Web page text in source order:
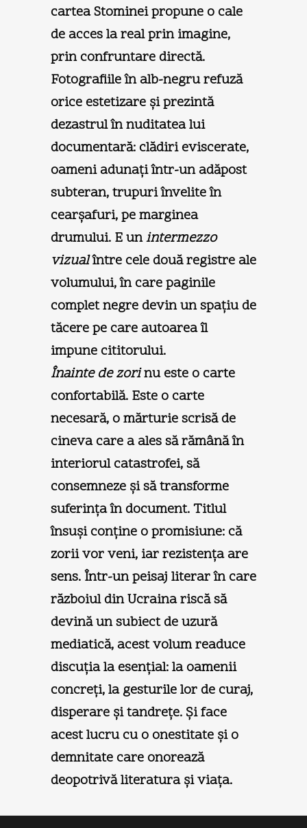
cartea Stominei propune o cale
de acces la real prin imagine,
prin confruntare directă.
Fotografiile în alb-negru refuză
orice estetizare şi prezintă
dezastrul în nuditatea lui
documentară: clădiri eviscerate,
oameni adunaţi într-un adăpost
subteran, trupuri învelite în
cearşafuri, pe marginea
drumului. E unintermezzo
vizualîntre cele două registre ale
volumului, în care paginile
complet negre devin un spaţiu de
tăcere pe care autoarea îl
impune cititorului.
Înainte de zorinu este o carte
confortabilă. Este o carte
necesară, o mărturie scrisă de
cineva care a ales să rămână în
interiorul catastrofei, să
consemneze şi să transforme
suferinţa în document. Titlul
însuşi conţine o promisiune: că
zorii vor veni, iar rezistenţa are
sens. Într-un peisaj literar în care
războiul din Ucraina riscă să
devină un subiect de uzură
mediatică, acest volum readuce
discuţia la esenţial: la oamenii
concreţi, la gesturile lor de curaj,
disperare şi tandreţe. Şi face
acest lucru cu o onestitate şi o
demnitate care onorează
deopotrivă literatura şi viaţa.